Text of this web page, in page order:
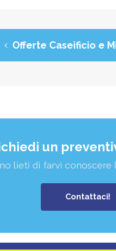
Offerte Caseificio e
un
lieti di farvi
Contattaci!